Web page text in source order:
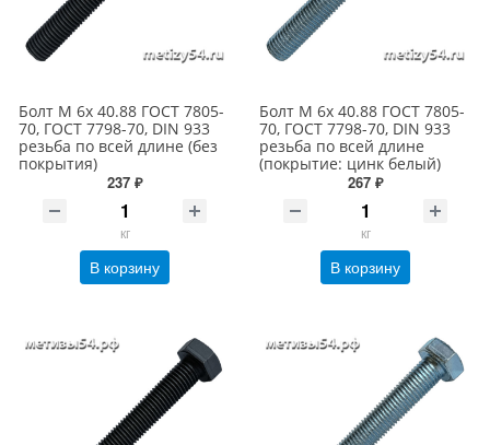
Болт М 6х 40.88 ГОСТ 7805-
70, ГОСТ 7798-70, DIN 933
резьба по всей длине (без
покрытия)
237 ₽
кг
В корзину
Болт М 6х 40.88 ГОСТ 7805-
70, ГОСТ 7798-70, DIN 933
резьба по всей длине
(покрытие: цинк белый)
267 ₽
кг
В корзину